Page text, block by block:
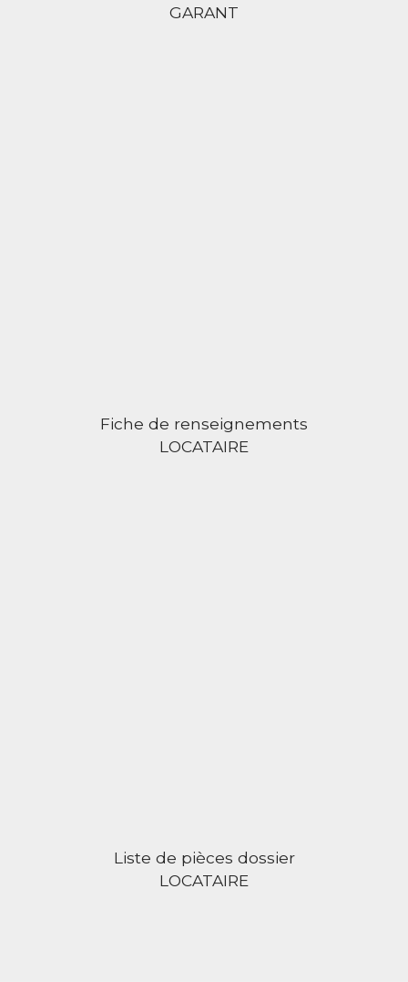
GARANT
Fiche de renseignements
LOCATAIRE
Liste de pièces dossier
LOCATAIRE